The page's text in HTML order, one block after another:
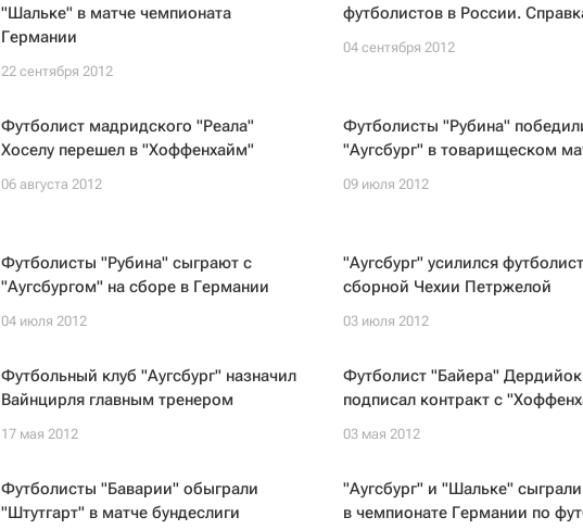
"Шальке" в матче чемпионата
Германии
22 сентября 2012
футболистов в России.
04 сентября 2012
Футболист мадридского "Реала"
Хоселу перешел в "Хоффенхайм"
06 августа 2012
Футболисты "Рубина"
"Аугсбург" в товарищеском
09 июля 2012
Футболисты "Рубина" сыграют с
"Аугсбургом" на сборе в Германии
04 июля 2012
"Аугсбург" усилился
сборной Чехии Петржелой
03 июля 2012
Футбольный клуб "Аугсбург" назначил
Вайнцирля главным тренером
17 мая 2012
Футболист "Байера" Дердийок
подписал контракт с
03 мая 2012
Футболисты "Баварии" обыграли
"Штутгарт" в матче бундеслиги
"Аугсбург" и "Шальке"
в чемпионате Германии по